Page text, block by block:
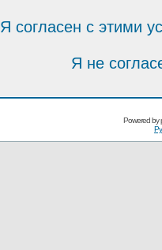
Я согласен с этими
Я не
Powered by